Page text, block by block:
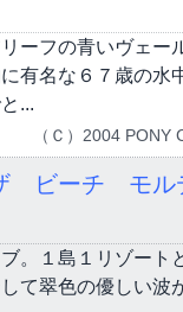
ーフの青いヴェー
有名な６７歳の水
...
（Ｃ）2004 PONY
ビーチ モル
。１島１リゾート
て翠色の優しい波